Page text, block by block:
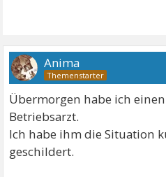
Anima
Übermorgen habe ich
Betriebsarzt.
Ich habe ihm die Situation
geschildert.